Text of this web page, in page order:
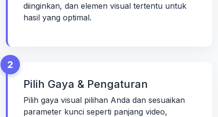
diinginkan, dan elemen visual tertentu untuk
hasil yang optimal.
2
Pilih Gaya & Pengaturan
Pilih gaya visual pilihan Anda dan sesuaikan
parameter kunci seperti panjang video,